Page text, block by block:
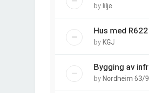
by lilje
Hus med
by KGJ
Bygging av
by Nordheim 63/